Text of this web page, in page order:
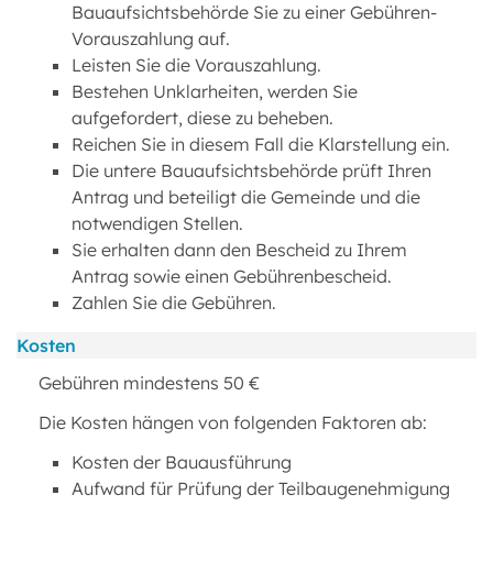
Bauaufsichtsbehörde Sie zu einer Gebühren-
Vorauszahlung auf.
Leisten Sie die Vorauszahlung.
Bestehen Unklarheiten, werden Sie
aufgefordert, diese zu beheben.
Reichen Sie in diesem Fall die Klarstellung ein.
Die untere Bauaufsichtsbehörde prüft Ihren
Antrag und beteiligt die Gemeinde und die
notwendigen Stellen.
Sie erhalten dann den Bescheid zu Ihrem
Antrag sowie einen Gebührenbescheid.
Zahlen Sie die Gebühren.
Kosten
Gebühren mindestens 50 €
Die Kosten hängen von folgenden Faktoren ab:
Kosten der Bauausführung
Aufwand für Prüfung der Teilbaugenehmigung